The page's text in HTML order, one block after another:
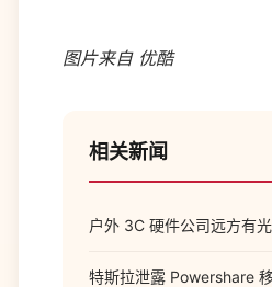
图片来自 优酷
相关新闻
户外 3C 硬件公司远方有
特斯拉泄露 Powershare